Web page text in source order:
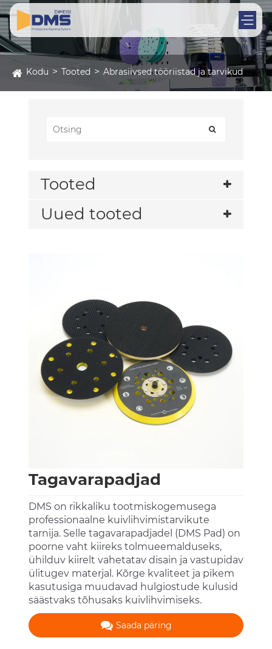
Kodu Tooted Abrasiivsed tööriistad ja tarvikud
Tooted
Uued tooted
Tagavarapadjad
DMS on rikkaliku tootmiskogemusega
professionaalne kuivlihvimistarvikute
tarnija. Selle tagavarapadjadel (DMS Pad) on
poorne vaht kiireks tolmueemalduseks,
ühilduv kiirelt vahetatav disain ja vastupidav
ülitugev materjal. Kõrge kvaliteet ja pikem
kasutusiga muudavad hulgiostude kulusid
säästvaks tõhusaks kuivlihvimiseks.
Saada päring